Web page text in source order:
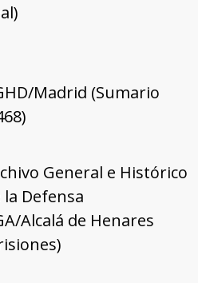
Madrid (Sumario
General e Histórico
la Defensa
Alcalá de Henares